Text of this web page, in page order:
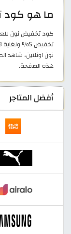
ما هو كود
كود تخفيض نون
نون اونلاين، شاهد
هذه الصفحة.
أفضل المتاجر